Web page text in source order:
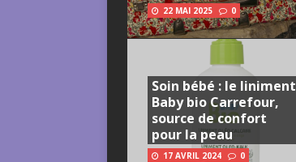
22 MAI 2025 0
Soin bébé : le liniment
Baby bio Carrefour,
source de confort
pour la peau
17 AVRIL 2024 0